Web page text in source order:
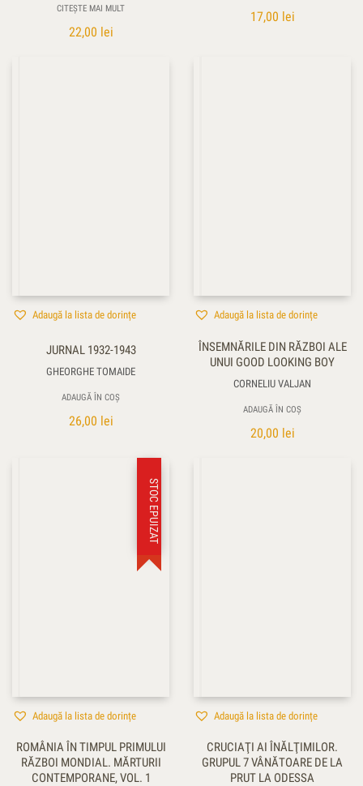
CITEȘTE MAI MULT
22,00 lei
17,00 lei
Adaugă la lista de dorințe
JURNAL 1932-1943
GHEORGHE TOMAIDE
ADAUGĂ ÎN COȘ
26,00 lei
Adaugă la lista de dorințe
ÎNSEMNĂRILE DIN RĂZBOI ALE
UNUI GOOD LOOKING BOY
CORNELIU VALJAN
ADAUGĂ ÎN COȘ
20,00 lei
STOC EPUIZAT
Adaugă la lista de dorințe
ROMÂNIA ÎN TIMPUL PRIMULUI
RĂZBOI MONDIAL. MĂRTURII
CONTEMPORANE, VOL. 1
Adaugă la lista de dorințe
CRUCIAŢI AI ÎNĂLŢIMILOR.
GRUPUL 7 VÂNĂTOARE DE LA
PRUT LA ODESSA